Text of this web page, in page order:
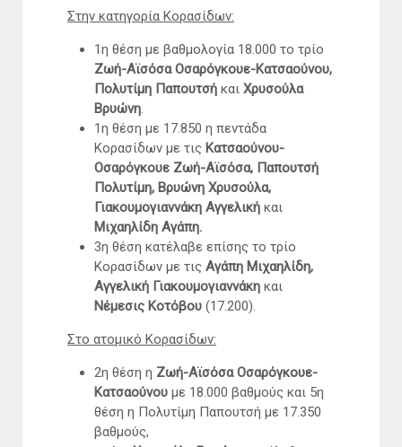
Στην κατηγορία Κορασίδων:
1η θέση με βαθμολογία 18.000 το τρίο
Ζωή-Αϊσόσα Οσαρόγκουε-Κατσαούνου,
Πολυτίμη Παπουτσή και Χρυσούλα
Βρυώνη.
1η θέση με 17.850 η πεντάδα
Κορασίδων με τις Κατσαούνου-
Οσαρόγκουε Ζωή-Αϊσόσα, Παπουτσή
Πολυτίμη, Βρυώνη Χρυσούλα,
Γιακουμογιαννάκη Αγγελική και
Μιχαηλίδη Αγάπη.
3η θέση κατέλαβε επίσης το τρίο
Κορασίδων με τις Αγάπη Μιχαηλίδη,
Αγγελική Γιακουμογιαννάκη και
Νέμεσις Κοτόβου (17.200).
Στο ατομικό Κορασίδων:
2η θέση η Ζωή-Αϊσόσα Οσαρόγκουε-
Κατσαούνου με 18.000 βαθμούς και 5η
θέση η Πολυτίμη Παπουτσή με 17.350
βαθμούς,